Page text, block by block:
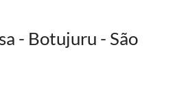
- Botujuru - São